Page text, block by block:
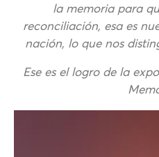
la memoria para
reconciliación, esa es
nación, lo que nos
Ese es el logro de la